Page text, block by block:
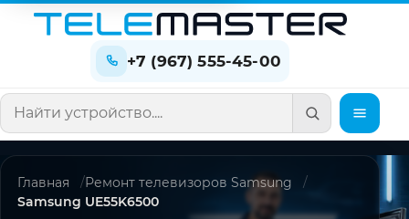
+7 (967) 555-45-00
Поиск по сайту
Главная
Ремонт телевизоров Samsung
Samsung UE55K6500